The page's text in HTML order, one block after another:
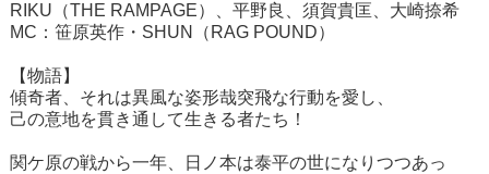
RIKU（THE RAMPAGE）、平野良、須賀貴匡、大崎捺希
MC：笹原英作・SHUN（RAG POUND）
【物語】
傾奇者、それは異風な姿形哉突飛な行動を愛し、
己の意地を貫き通して生きる者たち！
関ケ原の戦から一年、日ノ本は泰平の世になりつつあっ